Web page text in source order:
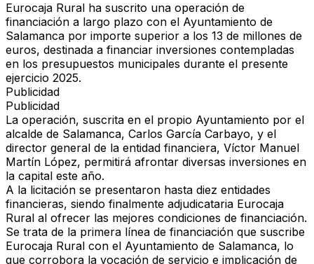
Eurocaja Rural ha suscrito una operación de
financiación a largo plazo con el Ayuntamiento de
Salamanca por importe superior a los 13 de millones de
euros, destinada a financiar inversiones contempladas
en los presupuestos municipales durante el presente
ejercicio 2025.
Publicidad
Publicidad
La operación, suscrita en el propio Ayuntamiento por el
alcalde de Salamanca, Carlos García Carbayo, y el
director general de la entidad financiera, Víctor Manuel
Martín López, permitirá afrontar diversas inversiones en
la capital este año.
A la licitación se presentaron hasta diez entidades
financieras, siendo finalmente adjudicataria Eurocaja
Rural al ofrecer las mejores condiciones de financiación.
Se trata de la primera línea de financiación que suscribe
Eurocaja Rural con el Ayuntamiento de Salamanca, lo
que corrobora la vocación de servicio e implicación de